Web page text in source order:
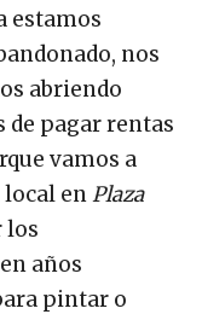
estamos
nos
abriendo
de pagar rentas
vamos a
local enPlaza
los
años
pintar o